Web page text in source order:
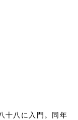
十八に入門。同年